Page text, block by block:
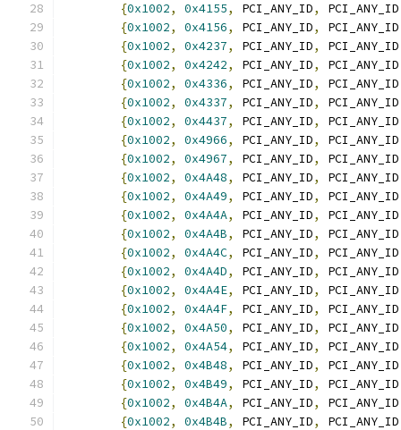
{0x1002, 0x4155, PCI_ANY_ID, PCI_ANY_ID
{0x1002, 0x4156, PCI_ANY_ID, PCI_ANY_ID
{0x1002, 0x4237, PCI_ANY_ID, PCI_ANY_ID
{0x1002, 0x4242, PCI_ANY_ID, PCI_ANY_ID
{0x1002, 0x4336, PCI_ANY_ID, PCI_ANY_ID
{0x1002, 0x4337, PCI_ANY_ID, PCI_ANY_ID
{0x1002, 0x4437, PCI_ANY_ID, PCI_ANY_ID
{0x1002, 0x4966, PCI_ANY_ID, PCI_ANY_ID
{0x1002, 0x4967, PCI_ANY_ID, PCI_ANY_ID
{0x1002, 0x4A48, PCI_ANY_ID, PCI_ANY_ID
{0x1002, 0x4A49, PCI_ANY_ID, PCI_ANY_ID
{0x1002, 0x4A4A, PCI_ANY_ID, PCI_ANY_ID
{0x1002, 0x4A4B, PCI_ANY_ID, PCI_ANY_ID
{0x1002, 0x4A4C, PCI_ANY_ID, PCI_ANY_ID
{0x1002, 0x4A4D, PCI_ANY_ID, PCI_ANY_ID
{0x1002, 0x4A4E, PCI_ANY_ID, PCI_ANY_ID
{0x1002, 0x4A4F, PCI_ANY_ID, PCI_ANY_ID
{0x1002, 0x4A50, PCI_ANY_ID, PCI_ANY_ID
{0x1002, 0x4A54, PCI_ANY_ID, PCI_ANY_ID
{0x1002, 0x4B48, PCI_ANY_ID, PCI_ANY_ID
{0x1002, 0x4B49, PCI_ANY_ID, PCI_ANY_ID
{0x1002, 0x4B4A, PCI_ANY_ID, PCI_ANY_ID
{0x1002, 0x4B4B, PCI_ANY_ID, PCI_ANY_ID